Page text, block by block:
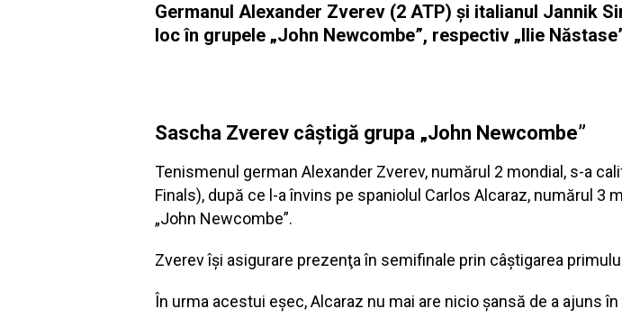
Germanul Alexander Zverev (2 ATP) și italianul Jannik
loc în grupele „John Newcombe”, respectiv „Ilie
Sascha Zverev câștigă grupa „John Newcombe”
Tenismenul german Alexander Zverev, numărul 2 mondial, s-a
Finals), după ce l-a învins pe spaniolul Carlos Alcaraz, numărul 3
„John Newcombe”.
Zverev își asigurare prezenţa în semifinale prin câștigarea
În urma acestui eșec, Alcaraz nu mai are nicio șansă de a ajuns